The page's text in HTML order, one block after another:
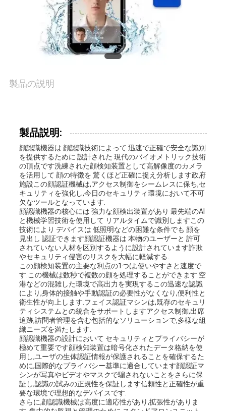
さ
PRIVACY
POLICY
製品の説明
製品説明:
顔認識機器は 顔認識技術によって 迅速で正確で安全な識別
を提供するために 設計された 現代のバイオメトリック技術
の頂点です洗練された顔検知装置として高解像度のカメラ
を活用して 顔の特徴を 驚くほど正確に捉え分析します政府
施設この顔認証機械は,アクセス制御をシームレスに保ち,セ
キュリティを強化し,今日のセキュリティ環境において不可
欠なツールとなっています.
顔認識機器の核心には 強力な顔検出装置があり 最先端のAI
と機械学習技術を使用して リアルタイムで識別しますこの
技術により デバイスは 低照明などの困難な条件でも 顔を
見出し 認証できます顔認証機器は 本物のユーザーと 許可
されていない人材を区別するように設計されています詐欺
やセキュリティ侵害のリスクを大幅に軽減する.
この顔検知装置の主要な利点の1つは,使いやすさと速度で
す.この機械は数秒で複数の顔を処理することができます.空
港などの混雑した環境で高出力を実現するこの迅速な認識
により,身体的接触や手動認証の必要性がなくなり,便利性と
衛生性が向上します.フェイス認証マシンは,既存のセキュリ
ティシステムとの統合をサポートしますアクセス制御,出席
追跡,訪問者管理を含む包括的なソリューションで,多様な組
織ニーズを満たします.
顔認識機器の設計において セキュリティとプライバシーが
極めて重要です顔検知装置は暗号化されたデータ格納を使
用し,ユーザの生体認証情報が保護されることを確保するた
めに,国際的なプライバシー基準に適合しています顔認証マ
シンが写真やビデオやマスクで騙されないことをさらに保
証し,認識の試みの正規性を保証します信頼性と正確性が重
要な環境で理想的なデバイスです.
さらに,顔認識機械は高度に適応性があり,拡張性がありま